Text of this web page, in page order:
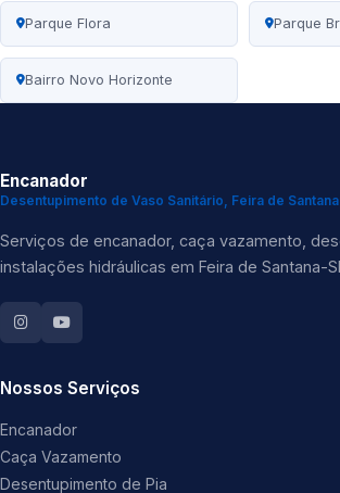
Parque Flora Parque
Bairro Novo Horizonte
Encanador
Desentupimento de Vaso Sanitário, Feira de Santana
Serviços de encanador, caça vazamento,
instalações hidráulicas em Feira de Santana-
Nossos Serviços
Encanador
Caça Vazamento
Desentupimento de Pia